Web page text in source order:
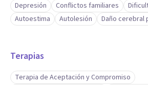
Depresión
Conflictos familiares
Autoestima
Autolesión Daño cerebral
Terapias
Terapia de Aceptación y Compromiso